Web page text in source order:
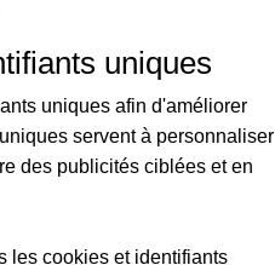
: adresses,
6
uniques
uniques afin d'améliorer
servent à personnaliser
des publicités ciblées et en
les cookies et identifiants